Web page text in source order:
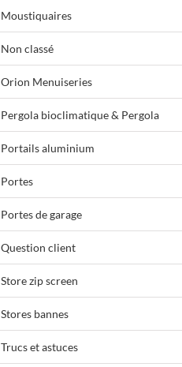
Moustiquaires
Non classé
Orion Menuiseries
Pergola bioclimatique & Pergola
Portails aluminium
Portes
Portes de garage
Question client
Store zip screen
Stores bannes
Trucs et astuces